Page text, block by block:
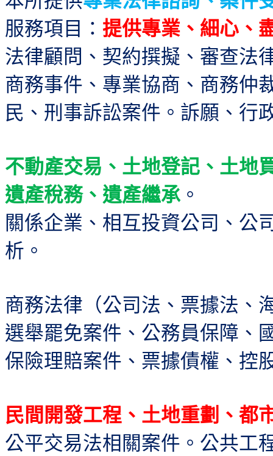
服務項目： 提供專業、細心、
法律顧問、契約撰擬、審查法
商務事件、專業協商、商務仲
民、刑事訴訟案件。訴願、行
不動產交易、土地登記、土地
遺產稅務、遺產繼承。
關係企業、相互投資公司、公
析。
商務法律（公司法、票據法、
選舉罷免案件、公務員保障、
保險理賠案件、票據債權、控
民間開發工程、土地重劃、都
公平交易法相關案件。公共工